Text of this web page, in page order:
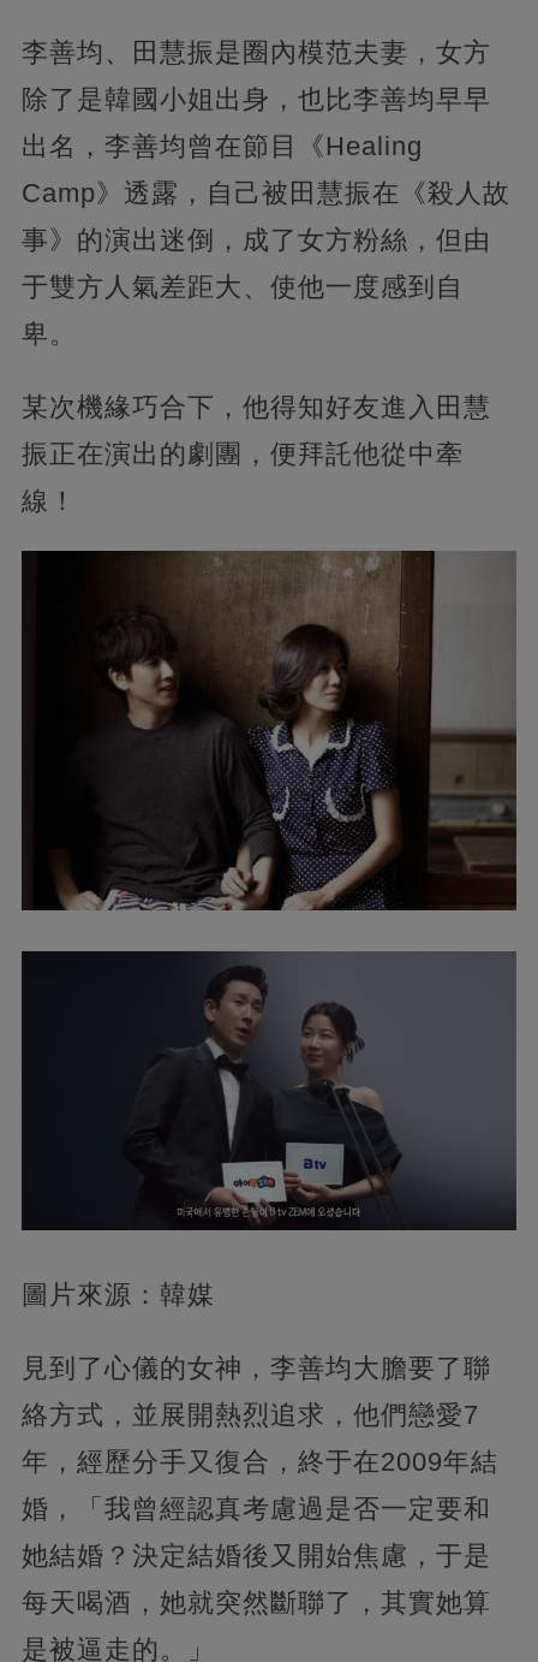
李善均、田慧振是圈內模范夫妻，女方
除了是韓國小姐出身，也比李善均早早
出名，李善均曾在節目《Healing
Camp》透露，自己被田慧振在《殺人故
事》的演出迷倒，成了女方粉絲，但由
于雙方人氣差距大、使他一度感到自
卑。
某次機緣巧合下，他得知好友進入田慧
振正在演出的劇團，便拜託他從中牽
線！
圖片來源：韓媒
見到了心儀的女神，李善均大膽要了聯
絡方式，並展開熱烈追求，他們戀愛7
年，經歷分手又復合，終于在2009年結
婚，「我曾經認真考慮過是否一定要和
她結婚？決定結婚後又開始焦慮，于是
每天喝酒，她就突然斷聯了，其實她算
是被逼走的。」